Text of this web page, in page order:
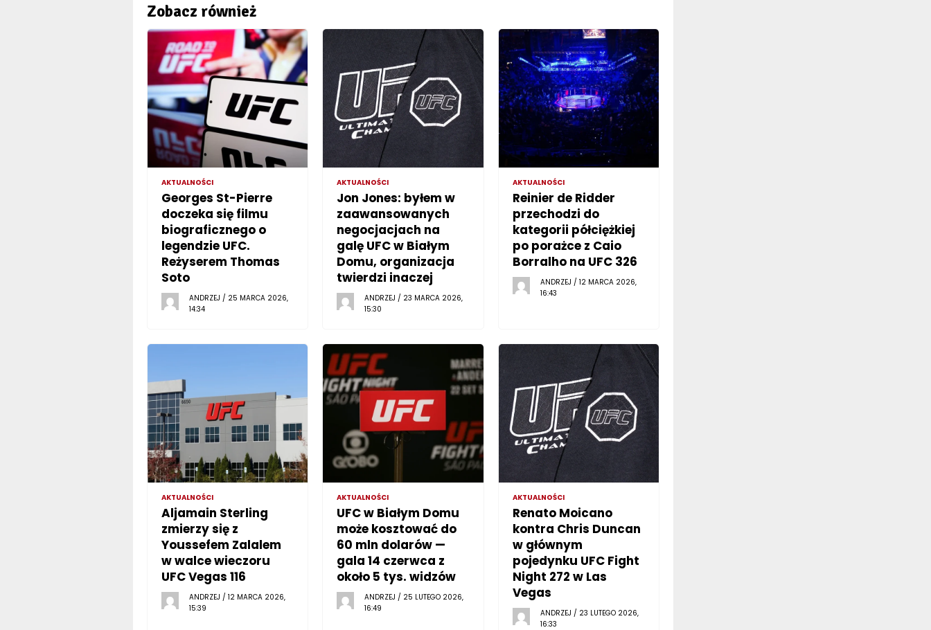
Zobacz również
AKTUALNOŚCI
Georges St-Pierre
doczeka się filmu
biograficznego o
legendzie UFC.
Reżyserem Thomas
Soto
ANDRZEJ / 25 MARCA 2026,
14:34
AKTUALNOŚCI
Jon Jones: byłem w
zaawansowanych
negocjacjach na
galę UFC w Białym
Domu, organizacja
twierdzi inaczej
ANDRZEJ / 23 MARCA 2026,
15:30
AKTUALNOŚCI
Reinier de Ridder
przechodzi do
kategorii półciężkiej
po porażce z Caio
Borralho na UFC 326
ANDRZEJ / 12 MARCA 2026,
16:43
AKTUALNOŚCI
Aljamain Sterling
zmierzy się z
Youssefem Zalalem
w walce wieczoru
UFC Vegas 116
ANDRZEJ / 12 MARCA 2026,
15:39
AKTUALNOŚCI
UFC w Białym Domu
może kosztować do
60 mln dolarów —
gala 14 czerwca z
około 5 tys. widzów
ANDRZEJ / 25 LUTEGO 2026,
16:49
AKTUALNOŚCI
Renato Moicano
kontra Chris Duncan
w głównym
pojedynku UFC Fight
Night 272 w Las
Vegas
ANDRZEJ / 23 LUTEGO 2026,
16:33